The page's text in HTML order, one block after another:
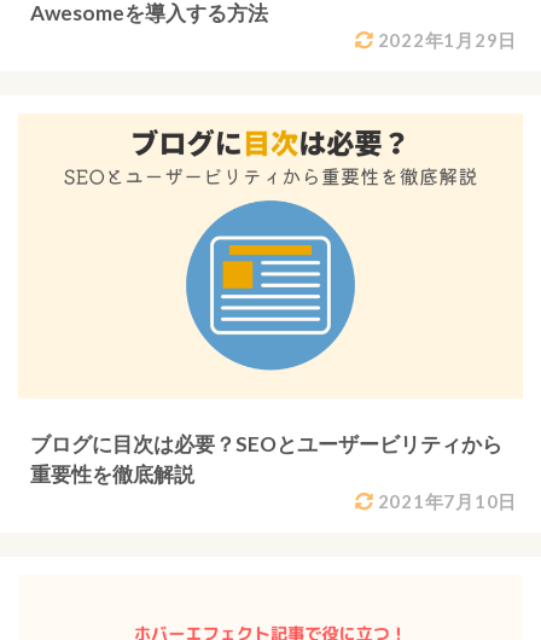
2022年1月29日
Awesomeを導入する方法
2021年7月10日
ブログに目次は必要？SEOとユーザービリティから
重要性を徹底解説